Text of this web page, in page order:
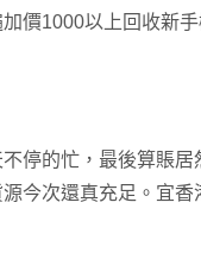
價1000以上回收新
停的忙，最後算賬
今次還真充足。宜香